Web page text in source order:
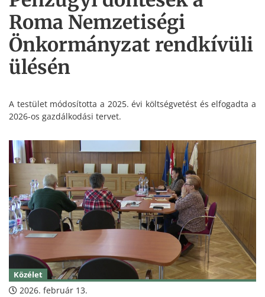
Roma Nemzetiségi
Önkormányzat rendkívüli
ülésén
A testület módosította a 2025. évi költségvetést és elfogadta a
2026-os gazdálkodási tervet.
Közélet
2026. február 13.